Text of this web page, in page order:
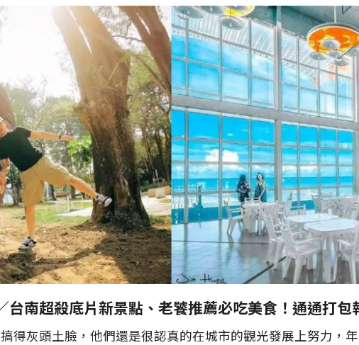
台南超殺底片新景點、老饕推薦必吃美食！通通打包
得灰頭土臉，他們還是很認真的在城市的觀光發展上努力，